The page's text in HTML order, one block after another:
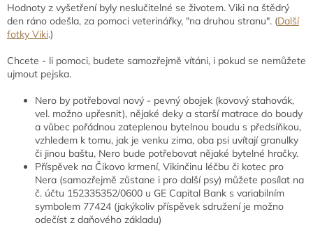
Hodnoty z vyšetření byly neslučitelné se životem. Viki na štědrý
den ráno odešla, za pomoci veterinářky, "na druhou stranu". (Další
fotky Viki.)
Chcete - li pomoci, budete samozřejmě vítáni, i pokud se nemůžete
ujmout pejska.
Nero by potřeboval nový - pevný obojek (kovový stahovák,
vel. možno upřesnit), nějaké deky a starší matrace do boudy
a vůbec pořádnou zateplenou bytelnou boudu s předsíňkou,
vzhledem k tomu, jak je venku zima, oba psi uvítají granulky
či jinou baštu, Nero bude potřebovat nějaké bytelné hračky.
Příspěvek na Čikovo krmení, Vikinčinu léčbu či kotec pro
Nera (samozřejmě zůstane i pro další psy) můžete posílat na
č. účtu 152335352/0600 u GE Capital Bank s variabilním
symbolem 77424 (jakýkoliv příspěvek sdružení je možno
odečíst z daňového základu)